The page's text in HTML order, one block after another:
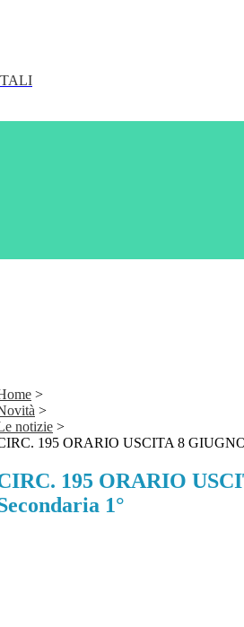
>
>
notizie >
195 ORARIO USCITA 8 GIUGNO
195 ORARIO
1°